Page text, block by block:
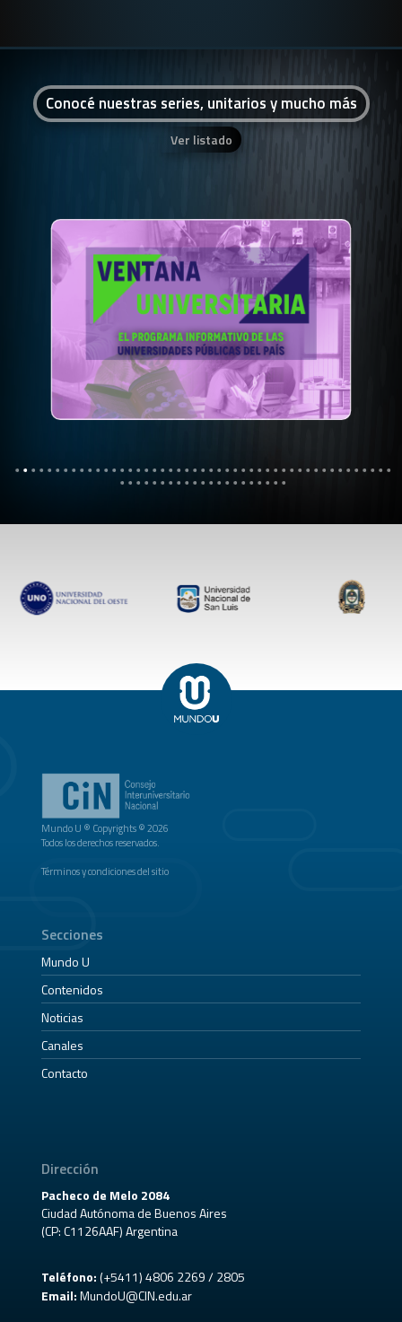
Conocé nuestras series, unitarios y mucho más
Ver listado
Mundo U ® Copyrights © 2026
Todos los derechos reservados.
Términos y condiciones del sitio
Secciones
Mundo U
Contenidos
Noticias
Canales
Contacto
Dirección
Pacheco de Melo 2084
Ciudad Autónoma de Buenos Aires
(CP: C1126AAF) Argentina
Teléfono:(+5411) 4806 2269 / 2805
Email: MundoU@CIN.edu.ar